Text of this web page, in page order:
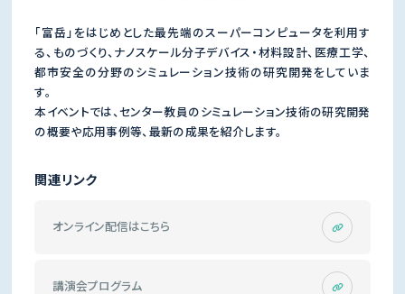
「富岳」をはじめとした最先端のスーパーコンピュータを利用す
る、ものづくり、ナノスケール分子デバイス・材料設計、医療工学、
都市安全の分野のシミュレーション技術の研究開発をしていま
す。
本イベントでは、センター教員のシミュレーション技術の研究開発
の概要や応用事例等、最新の成果を紹介します。
関連リンク
オンライン配信はこちら
講演会プログラム